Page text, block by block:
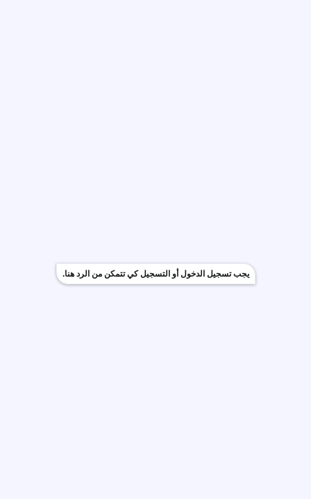
يجب تسجيل الدخول أو التسجيل كي تتمكن من الرد هنا.